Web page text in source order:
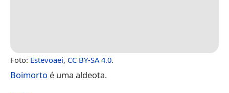
Foto: Estevoaei, CC BY-SA 4.0.
Boimorto é uma aldeota.